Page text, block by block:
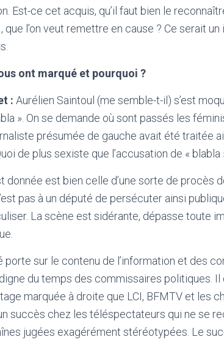
Est-ce cet acquis, qu’il faut bien le
que l’on veut remettre en cause ? Ce serait
ont marqué et pourquoi ?
: Aurélien Saintoul (me semble-t-il) s’est
». On se demande où sont passés les
présumée de gauche avait été traitée
de plus sexiste que l’accusation de «
donnée est bien celle d’une sorte de procès
pas à un député de persécuter ainsi
La scène est sidérante, dépasse toute
porte sur le contenu de l’information et des
du temps des commissaires politiques.
marquée à droite que LCI, BFMTV et les
succès chez les téléspectateurs qui ne se
jugées exagérément stéréotypées. Le